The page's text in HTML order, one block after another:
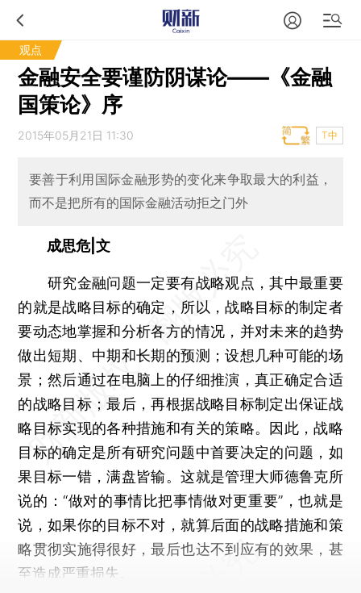
观点
金融安全要谨防阴谋论——《金融
国策论》序
2015年05月21日 11:30 T中
要善于利用国际金融形势的变化来争取最大的利益，
而不是把所有的国际金融活动拒之门外
成思危|文
研究金融问题一定要有战略观点，其中最重要
的就是战略目标的确定，所以，战略目标的制定者
要动态地掌握和分析各方的情况，并对未来的趋势
做出短期、中期和长期的预测；设想几种可能的场
景；然后通过在电脑上的仔细推演，真正确定合适
的战略目标；最后，再根据战略目标制定出保证战
略目标实现的各种措施和有关的策略。因此，战略
目标的确定是所有研究问题中首要决定的问题，如
果目标一错，满盘皆输。这就是管理大师德鲁克所
说的：“做对的事情比把事情做对更重要”，也就是
说，如果你的目标不对，就算后面的战略措施和策
略贯彻实施得很好，最后也达不到应有的效果，甚
至造成严重损失。